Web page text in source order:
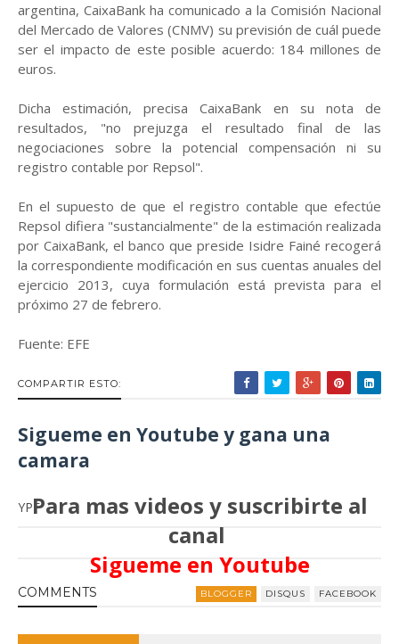
argentina, CaixaBank ha comunicado a la Comisión Nacional
del Mercado de Valores (CNMV) su previsión de cuál puede
ser el impacto de este posible acuerdo: 184 millones de
euros.
Dicha estimación, precisa CaixaBank en su nota de
resultados, "no prejuzga el resultado final de las
negociaciones sobre la potencial compensación ni su
registro contable por Repsol".
En el supuesto de que el registro contable que efectúe
Repsol difiera "sustancialmente" de la estimación realizada
por CaixaBank, el banco que preside Isidre Fainé recogerá
la correspondiente modificación en sus cuentas anuales del
ejercicio 2013, cuya formulación está prevista para el
próximo 27 de febrero.
Fuente: EFE
COMPARTIR ESTO:
Sigueme en Youtube y gana una
camara
Para mas videos y suscribirte al
canal
Sigueme en Youtube
YPF
COMMENTS BLOGGER DISQUS FACEBOOK